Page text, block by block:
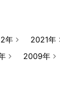
年 2021年
2009年